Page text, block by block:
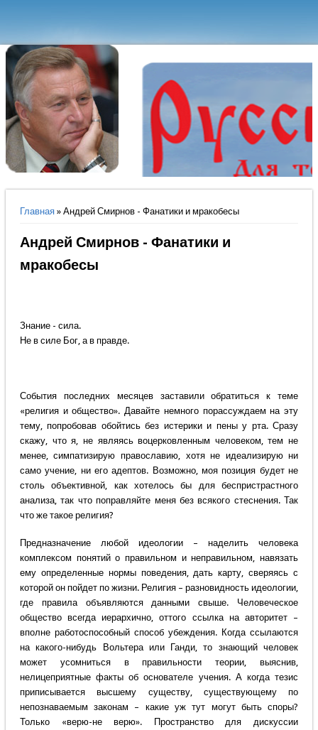
Вы здесь
Главная» Андрей Смирнов - Фанатики и мракобесы
Андрей Смирнов - Фанатики и
мракобесы
Знание - сила.
Не в силе Бог, а в правде.
События последних месяцев заставили обратиться к теме
«религия и общество». Давайте немного порассуждаем на эту
тему, попробовав обойтись без истерики и пены у рта. Сразу
скажу, что я, не являясь воцерковленным человеком, тем не
менее, симпатизирую православию, хотя не идеализирую ни
само учение, ни его адептов. Возможно, моя позиция будет не
столь объективной, как хотелось бы для беспристрастного
анализа, так что поправляйте меня без всякого стеснения. Так
что же такое религия?
Предназначение любой идеологии – наделить человека
комплексом понятий о правильном и неправильном, навязать
ему определенные нормы поведения, дать карту, сверяясь с
которой он пойдет по жизни. Религия – разновидность идеологии,
где правила объявляются данными свыше. Человеческое
общество всегда иерархично, оттого ссылка на авторитет –
вполне работоспособный способ убеждения. Когда ссылаются
на какого-нибудь Вольтера или Ганди, то знающий человек
может усомниться в правильности теории, выяснив,
нелицеприятные факты об основателе учения. А когда тезис
приписывается высшему существу, существующему по
непознаваемым законам – какие уж тут могут быть споры?
Только «верю-не верю». Пространство для дискуссии